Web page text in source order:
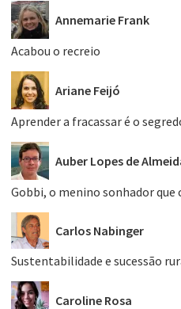
Annemarie Frank
Acabou o recreio
Ariane Feijó
Aprender a fracassar é o
Auber Lopes de
Gobbi, o menino sonhador que
Carlos Nabinger
Sustentabilidade e sucessão
Caroline Rosa